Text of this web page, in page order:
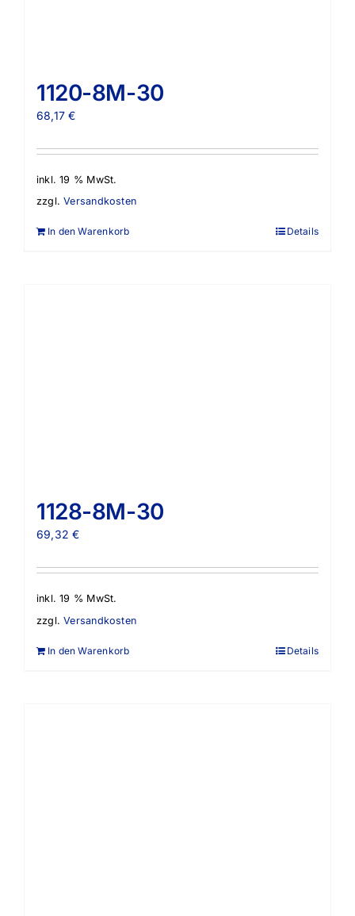
1120-8M-30
68,17€
inkl. 19 % MwSt.
zzgl.Versandkosten
In den Warenkorb Details
1128-8M-30
69,32€
inkl. 19 % MwSt.
zzgl.Versandkosten
In den Warenkorb Details